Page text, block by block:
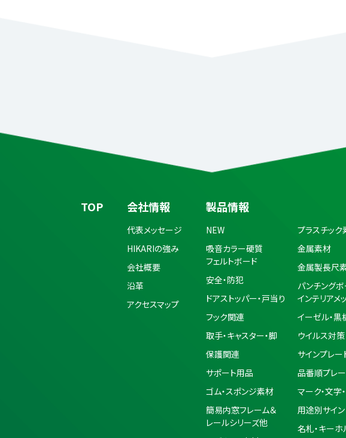
TOP 会社情報
代表メッセージ
HIKARIの強み
会社概要
沿革
アクセスマップ
製品情報
NEW
吸音カラー硬質
フェルトボード
安全・防犯
ドアストッパー・戸当り
フック関連
取手・キャスター・脚
保護関連
サポート用品
ゴム・スポンジ素材
簡易内窓フレーム＆
レールシリーズ他
プラスチック
金属素材
金属製長尺
パンチングボ
インテリアメ
イーゼル・黒
ウイルス対策
サインプレー
品番順プレ
マーク・文字
用途別サイン
名札・キー